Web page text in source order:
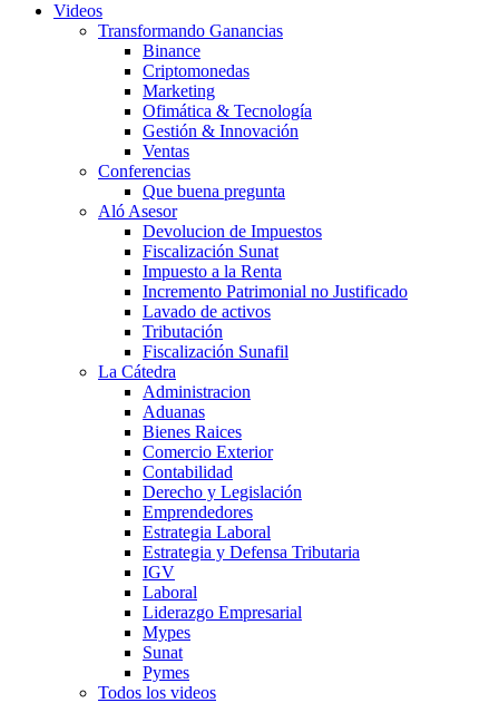
Videos
Transformando Ganancias
Binance
Criptomonedas
Marketing
Ofimática & Tecnología
Gestión & Innovación
Ventas
Conferencias
Que buena pregunta
Aló Asesor
Devolucion de Impuestos
Fiscalización Sunat
Impuesto a la Renta
Incremento Patrimonial no Justificado
Lavado de activos
Tributación
Fiscalización Sunafil
La Cátedra
Administracion
Aduanas
Bienes Raices
Comercio Exterior
Contabilidad
Derecho y Legislación
Emprendedores
Estrategia Laboral
Estrategia y Defensa Tributaria
IGV
Laboral
Liderazgo Empresarial
Mypes
Sunat
Pymes
Todos los videos